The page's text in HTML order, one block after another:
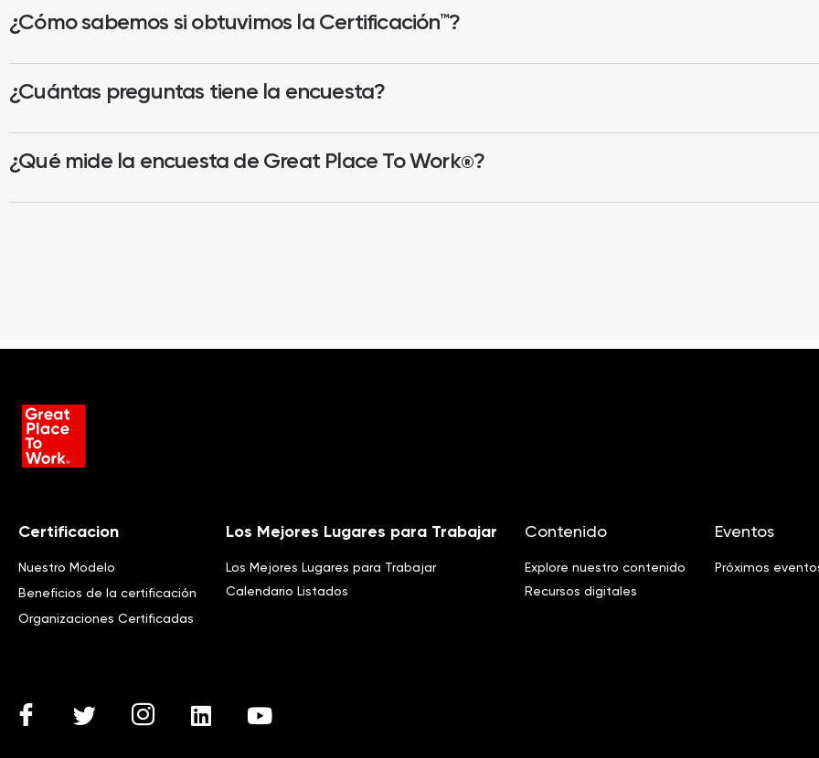
¿Cómo sabemos si obtuvimos la Certificación™?
¿Cuántas preguntas tiene la encuesta?
¿Qué mide la encuesta de Great Place To Work®?
Certificacion
Nuestro Modelo
Beneficios de la certificación
Organizaciones Certificadas
Los Mejores Lugares para Trabajar
Los Mejores Lugares para Trabajar
Calendario Listados
Contenido
Explore nuestro contenido
Recursos digitales
Eventos
Próximos